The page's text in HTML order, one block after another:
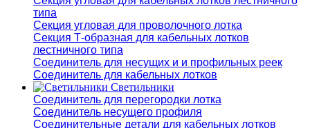
типа
Секция угловая для проволочного лотка
Секция Т-образная для кабельных лотков
лестничного типа
Соединитель для несущих и и профильных реек
Соединитель для кабельных лотков
Светильники
Соединитель для перегородки лотка
Соединитель несущего профиля
Соединительные детали для кабельных лотков